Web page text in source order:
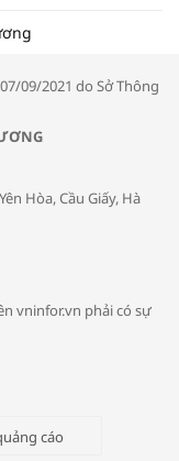
thương mại: Khơi
phòng tránh bệnh
thời tiết giao mùa
em
09/2021 do Sở Thông
Hòa, Cầu Giấy, Hà
vninfor.vn phải có sự
cáo